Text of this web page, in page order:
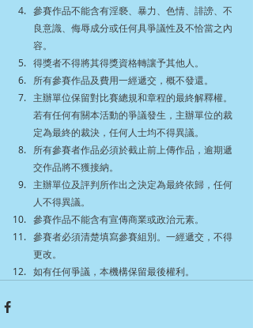
參賽作品不能含有淫褻、暴力、色情、誹謗、不
良意識、侮辱成分或任何具爭議性及不恰當之內
容。
得獎者不得將其得獎資格轉讓予其他人。
所有參賽作品及費用一經遞交，概不發還。
主辦單位保留對比賽總規和章程的最終解釋權。
若有任何有關本活動的爭議發生，主辦單位的裁
定為最終的裁決，任何人士均不得異議。
所有參賽者作品必須於截止前上傳作品，逾期遞
交作品將不獲接納。
主辦單位及評判所作出之決定為最終依歸，任何
人不得異議。
參賽作品不能含有宣傳商業或政治元素。
參賽者必須清楚填寫參賽組別。一經遞交，不得
更改。
如有任何爭議，本機構保留最後權利。